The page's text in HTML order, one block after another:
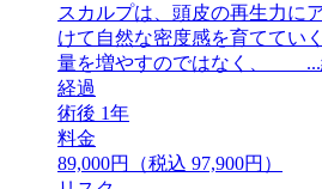
スカルプは、頭皮の再生力に
けて自然な密度感を育ててい
量を増やすのではなく、 ...
経過
術後 1年
料金
89,000円（税込 97,900円）